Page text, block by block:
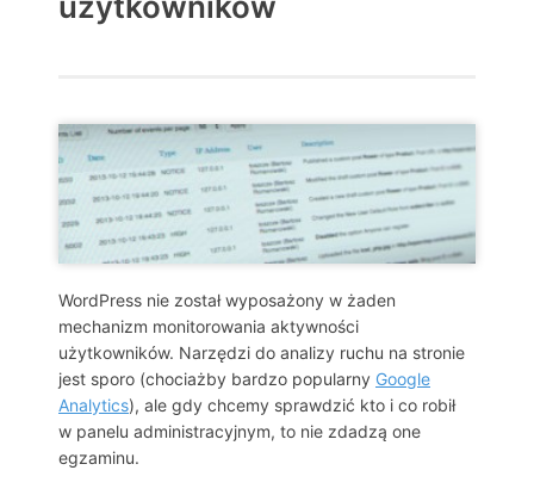
WordPress nie został wyposażony w żaden
mechanizm monitorowania aktywności
użytkowników. Narzędzi do analizy ruchu na stronie
jest sporo (chociażby bardzo popularny Google
Analytics), ale gdy chcemy sprawdzić kto i co robił
w panelu administracyjnym, to nie zdadzą one
egzaminu.